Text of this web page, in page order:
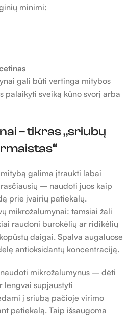
minimi:
gali būti vertinga mitybos
palaikyti sveiką kūno svorį arba
– tikras „sriubų
galima įtraukti labai
– naudoti juos kaip
prie įvairių patiekalų.
mikrožalumynai: tamsiai žali
raudoni burokėlių ar ridikėlių
daigai. Spalva augaluose
antioksidantų koncentraciją.
mikrožalumynus – dėti
lengvai supjaustyti
į sriubą pačioje virimo
patiekalą. Taip išsaugoma